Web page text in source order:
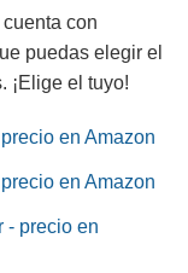
con
puedas elegir el
¡Elige el tuyo!
en Amazon
en Amazon
- precio en